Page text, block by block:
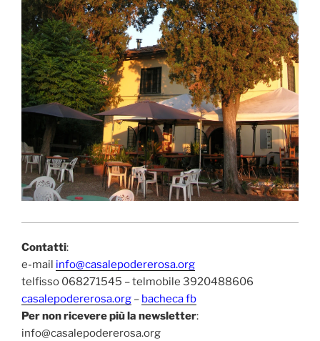
Contatti:
e-mail info@casalepodererosa.org
telfisso 068271545 – telmobile 3920488606
casalepodererosa.org – bacheca fb
Per non ricevere più la newsletter:
info@casalepodererosa.org